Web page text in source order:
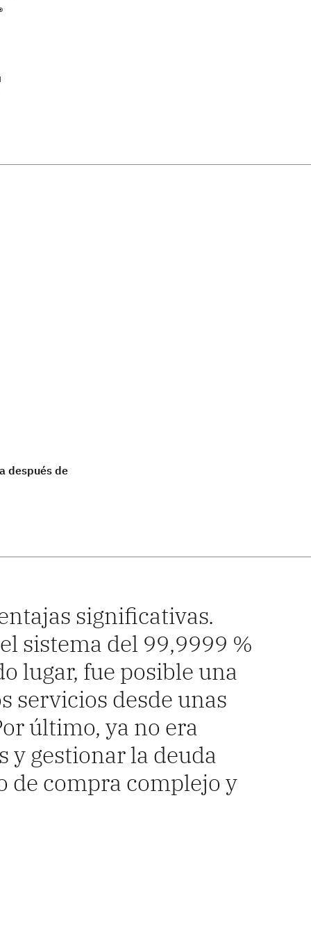
después de
significativas.
sistema del 99,9999 %
lugar, fue posible una
servicios desde unas
último, ya no era
y gestionar la deuda
de compra complejo y